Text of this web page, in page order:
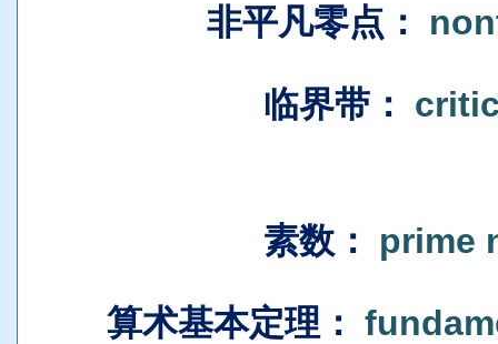
非平凡零点 ：
临界带：
素数 ： prime
算术基本定理 ：